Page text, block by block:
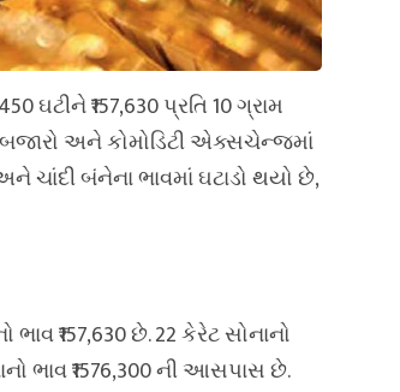
ઘટીને ₹157,630 પ્રતિ 10 ગ્રામ
બજારો અને કોમોડિટી એક્સચેન્જમાં
ચાંદી બંનેના ભાવમાં ઘટાડો થયો છે,
ભાવ ₹157,630 છે. 22 કેરેટ સોનાનો
ભાવ ₹1576,300 ની આસપાસ છે.